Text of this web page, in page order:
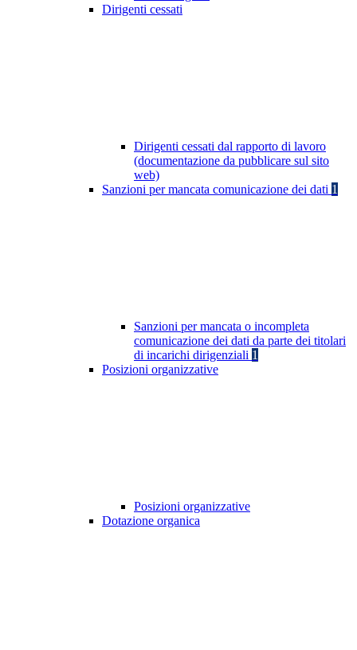
Dirigenti cessati
Dirigenti cessati dal rapporto di lavoro
(documentazione da pubblicare sul sito
web)
Sanzioni per mancata comunicazione dei dati 1
Sanzioni per mancata o incompleta
comunicazione dei dati da parte dei titolari
di incarichi dirigenziali 1
Posizioni organizzative
Posizioni organizzative
Dotazione organica